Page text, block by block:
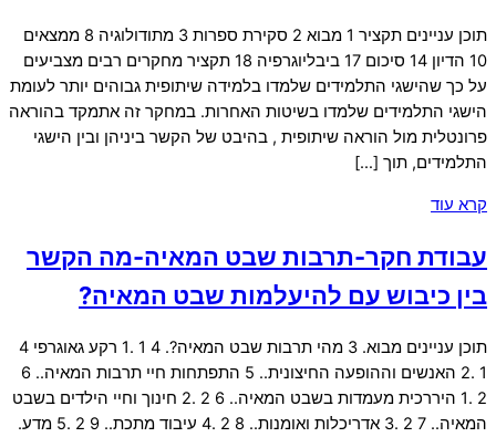
תוכן עניינים תקציר 1 מבוא 2 סקירת ספרות 3 מתודולוגיה 8 ממצאים
10 הדיון 14 סיכום 17 ביבליוגרפיה 18 תקציר מחקרים רבים מצביעים
על כך שהישגי התלמידים שלמדו בלמידה שיתופית גבוהים יותר לעומת
הישגי התלמידים שלמדו בשיטות האחרות. במחקר זה אתמקד בהוראה
פרונטלית מול הוראה שיתופית , בהיבט של הקשר ביניהן ובין הישגי
התלמידים, תוך […]
קרא עוד
עבודת חקר-תרבות שבט המאיה-מה הקשר
בין כיבוש עם להיעלמות שבט המאיה?
תוכן עניינים מבוא. 3 מהי תרבות שבט המאיה?. 4 1 .1 רקע גאוגרפי 4
1 .2 האנשים וההופעה החיצונית.. 5 התפתחות חיי תרבות המאיה.. 6
2 .1 היררכית מעמדות בשבט המאיה.. 6 2 .2 חינוך וחיי הילדים בשבט
המאיה.. 7 2 .3 אדריכלות ואומנות.. 8 2 .4 עיבוד מתכת.. 9 2 .5 מדע.